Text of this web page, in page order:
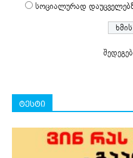
სოციალურად
ტესტი